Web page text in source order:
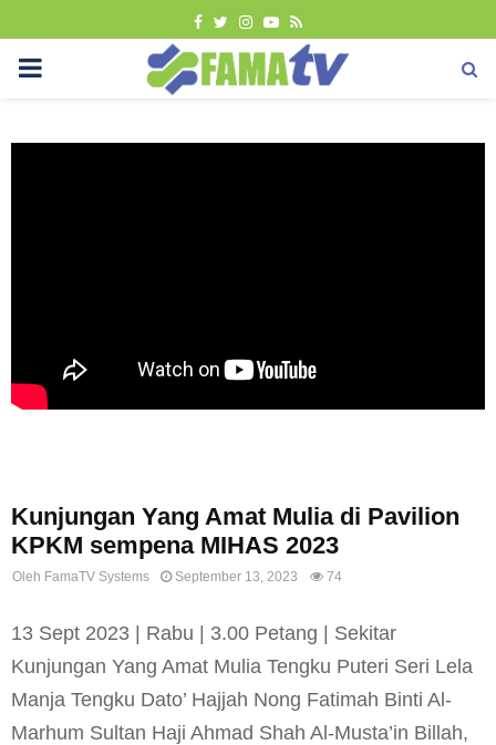
FACEBOOK
TWITTER
INSTAGRAM
YOUTUBE
RSS
PRIMARY
Kunjungan Yang Amat Mulia di Pavilion
KPKM sempena MIHAS 2023
Oleh FamaTV Systems September 13, 2023 74
13 Sept 2023 | Rabu | 3.00 Petang | Sekitar
Kunjungan Yang Amat Mulia Tengku Puteri Seri Lela
Manja Tengku Dato’ Hajjah Nong Fatimah Binti Al-
Marhum Sultan Haji Ahmad Shah Al-Musta’in Billah,